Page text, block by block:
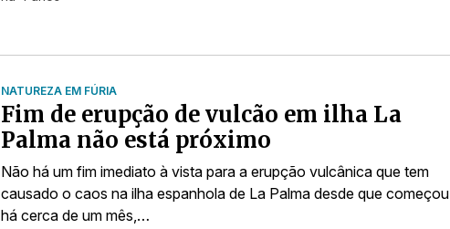
NATUREZA EM FÚRIA
Fim de erupção de vulcão em ilha La
Palma não está próximo
Não há um fim imediato à vista para a erupção vulcânica que tem
causado o caos na ilha espanhola de La Palma desde que começou
há cerca de um mês,…